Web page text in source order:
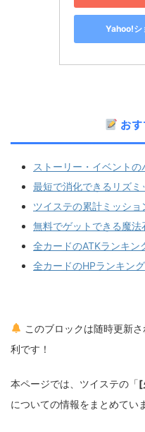
Yahoo!シ
お
ストーリー・イベント
最短で消化できるリズ
ツイステの累計ミッショ
無料でゲットできる魔
全カードのATKランキン
全カードのHPランキング
このブロックは随時更新
利です！
本ページでは、ツイステの「[
についての情報をまとめてい